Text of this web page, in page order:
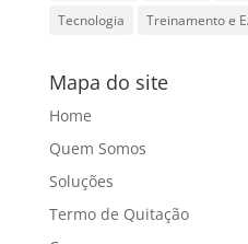
Tecnologia
Treinamento e
Mapa do site
Home
Quem Somos
Soluções
Termo de Quitação